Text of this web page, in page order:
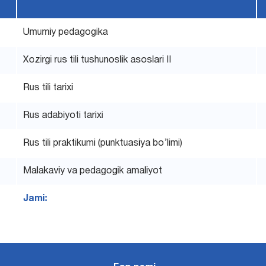
Umumiy pedagogika
Xozirgi rus tili tushunoslik asoslari II
Rus tili tarixi
Rus adabiyoti tarixi
Rus tili praktikumi (punktuasiya bo’limi)
Malakaviy va pedagogik amaliyot
Jami: